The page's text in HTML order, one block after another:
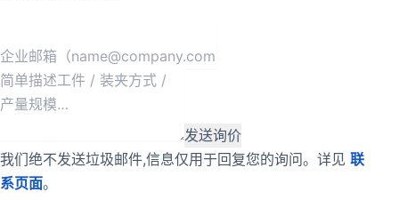
发送询价
我们绝不发送垃圾邮件,信息仅用于回复您的询问。详见 联
系页面。